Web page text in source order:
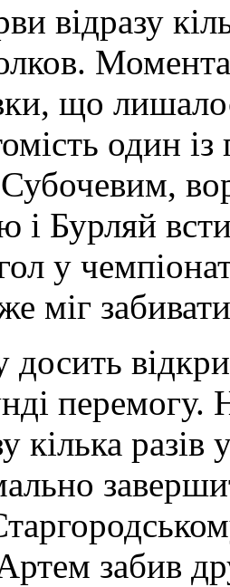
відразу
що
один
і Бурляй
у
міг
досить
перемогу.
кілька разів
забив